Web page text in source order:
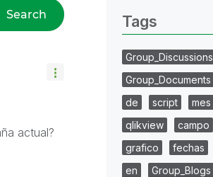
Search
actual?
Tags
Group_Discussions
Group_Documents
de
script mes
qlikview
campo
grafico
fechas
en
Group_Blogs